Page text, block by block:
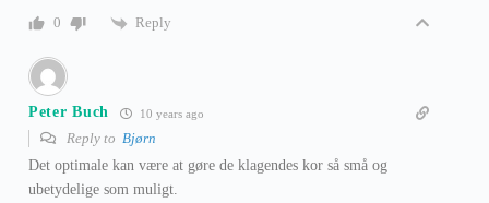
0
Reply
Peter Buch 10 years ago
Reply to Bjørn
Det optimale kan være at gøre de klagendes kor så små og
ubetydelige som muligt.